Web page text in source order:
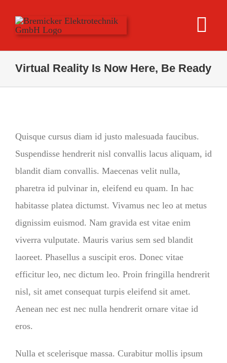
Virtual Reality Is Now Here, Be Ready
Quisque cursus diam id justo malesuada faucibus.
Suspendisse hendrerit nisl convallis lacus aliquam, id
blandit diam convallis. Maecenas velit nulla,
pharetra id pulvinar in, eleifend eu quam. In hac
habitasse platea dictumst. Vivamus nec leo at metus
dignissim euismod. Nam gravida est vitae enim
viverra vulputate. Mauris varius sem sed blandit
laoreet. Phasellus a suscipit eros. Donec vitae
efficitur leo, nec dictum leo. Proin fringilla hendrerit
nisl, sit amet consequat turpis eleifend sit amet.
Aenean nec est nec nulla hendrerit ornare vitae id
eros.
Nulla et scelerisque massa. Curabitur mollis ipsum